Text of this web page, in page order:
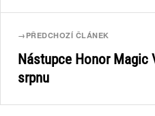
→ PŘEDCHOZÍ ČLÁNEK
Nástupce Honor Magic
srpnu